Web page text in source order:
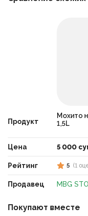
Продукт
Цена
Рейтинг
Продавец
Мохито
1,5L
5 000
5 (1
MBG
Покупают вместе